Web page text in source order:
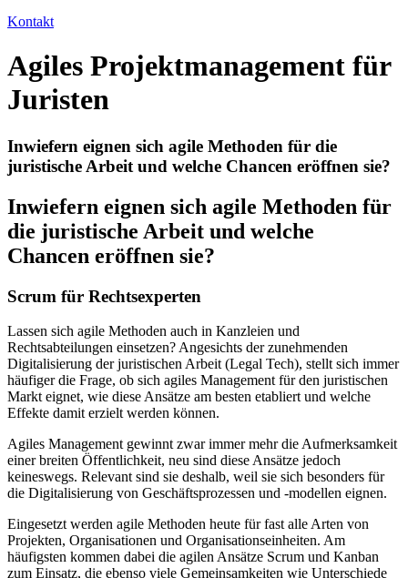
Kontakt
Agiles Projektmanagement für
Juristen
Inwiefern eignen sich agile Methoden für die
juristische Arbeit und welche Chancen eröffnen sie?
Inwiefern eignen sich agile Methoden für
die juristische Arbeit und welche
Chancen eröffnen sie?
Scrum für Rechtsexperten
Lassen sich agile Methoden auch in Kanzleien und
Rechtsabteilungen einsetzen? Angesichts der zunehmenden
Digitalisierung der juristischen Arbeit (Legal Tech), stellt sich immer
häufiger die Frage, ob sich agiles Management für den juristischen
Markt eignet, wie diese Ansätze am besten etabliert und welche
Effekte damit erzielt werden können.
Agiles Management gewinnt zwar immer mehr die Aufmerksamkeit
einer breiten Öffentlichkeit, neu sind diese Ansätze jedoch
keineswegs. Relevant sind sie deshalb, weil sie sich besonders für
die Digitalisierung von Geschäftsprozessen und -modellen eignen.
Eingesetzt werden agile Methoden heute für fast alle Arten von
Projekten, Organisationen und Organisationseinheiten. Am
häufigsten kommen dabei die agilen Ansätze Scrum und Kanban
zum Einsatz, die ebenso viele Gemeinsamkeiten wie Unterschiede